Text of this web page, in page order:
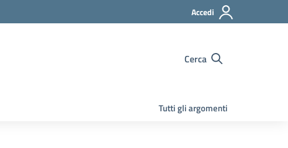
Accedi
Cerca
Tutti gli argomenti